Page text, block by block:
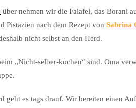
über nehmen wir die Falafel, das Borani
Pistazien nach dem Rezept von Sabrina
nicht selbst an den Herd.
„Nicht-selber-kochen“ sind. Oma
geht es tags drauf. Wir bereiten einen